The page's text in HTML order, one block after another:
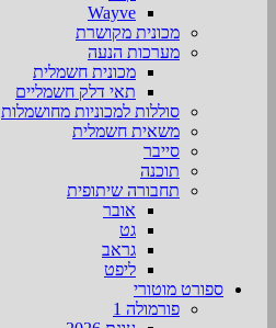
Wayve
מכונית מקושרת
מערכות הנעה
מכונית חשמלית
תאי דלק חשמליים
סוללות למכוניות מחושמלות
משאית חשמלית
סייבר
תוכנה
תחבורה שיתופית
אובר
גט
גראב
ליפט
ספורט מוטורי
פורמולה 1